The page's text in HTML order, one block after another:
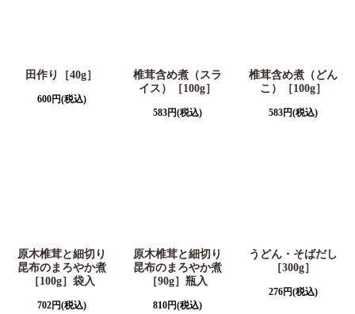
田作り［40g］
600円(税込)
椎茸含め煮（スラ
イス）［100g］
583円(税込)
椎茸含め煮（どん
こ）［100g］
583円(税込)
原木椎茸と細切り
昆布のまろやか煮
［100g］袋入
702円(税込)
原木椎茸と細切り
昆布のまろやか煮
［90g］瓶入
810円(税込)
うどん・そばだし
［300g］
276円(税込)